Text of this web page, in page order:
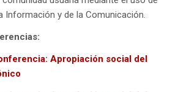
Información y de la Comunicación.
Apropiación social del